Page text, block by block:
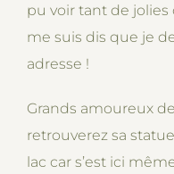
pu voir tant de jolies
me suis dis que je
adresse !
Grands amoureux
retrouverez sa
lac car s’est ici